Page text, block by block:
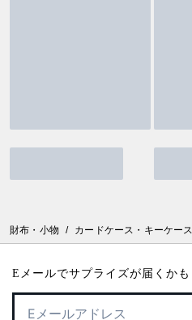
財布・小物 / カードケース・キーケース
Eメールでサプライズが届くかも